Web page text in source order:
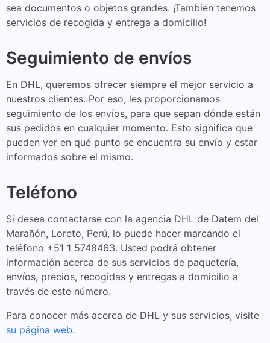
sea documentos o objetos grandes. ¡También tenemos
servicios de recogida y entrega a domicilio!
Seguimiento de envíos
En DHL, queremos ofrecer siempre el mejor servicio a
nuestros clientes. Por eso, les proporcionamos
seguimiento de los envíos, para que sepan dónde están
sus pedidos en cualquier momento. Esto significa que
pueden ver en qué punto se encuentra su envío y estar
informados sobre el mismo.
Teléfono
Si desea contactarse con la agencia DHL de Datem del
Marañón, Loreto, Perú, lo puede hacer marcando el
teléfono +51 1 5748463. Usted podrá obtener
información acerca de sus servicios de paquetería,
envíos, precios, recogidas y entregas a domicilio a
través de este número.
Para conocer más acerca de DHL y sus servicios, visite
su página web.